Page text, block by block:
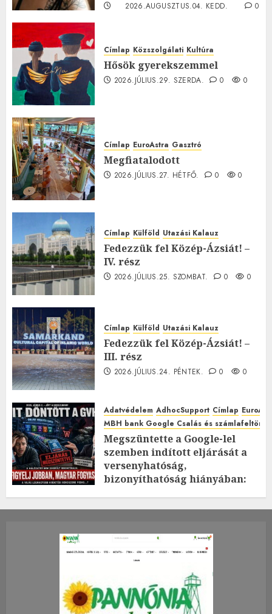
2026.AUGUSZTUS.04. KEDD.
0
Címlap Közszolgálati Kultúra
Hősök gyerekszemmel
2026.JÚLIUS.29. SZERDA. 0 0
Címlap EuroAstra Gasztró
Megfiatalodott
2026.JÚLIUS.27. HÉTFŐ. 0 0
Címlap Külföld Utazási Kalauz
Fedezzük fel Közép-Ázsiát! –
IV. rész
2026.JÚLIUS.25. SZOMBAT. 0 0
Címlap Külföld Utazási Kalauz
Fedezzük fel Közép-Ázsiát! –
III. rész
2026.JÚLIUS.24. PÉNTEK. 0 0
Adatvédelem AdhocSupport Címlap
MBH bank Google Csalás és
Megszüntette a Google-lel
szemben indított eljárását a
versenyhatóság,
bizonyíthatóság hiányában:
2026.JÚLIUS.23. CSÜTÖRTÖK.
0